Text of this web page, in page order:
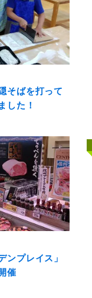
そばを打って
した！
ンプレイス」
催